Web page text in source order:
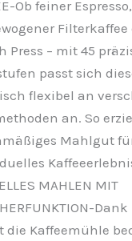
Ob feiner Espresso,
Filterkaffee
Press – mit 45
passt sich
flexibel an
an. So
Mahlgut
MAHLEN MIT
die Kaffeemühle